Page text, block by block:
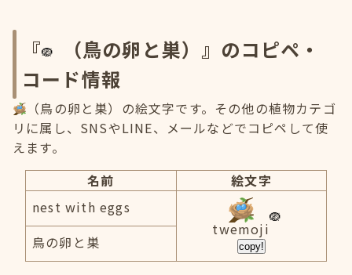
『
（鳥の卵と巣）』のコピペ・
コード情報
（鳥の卵と巣）の絵文字です。その他の植物カテゴ
リに属し、SNSやLINE、メールなどでコピペして使
えます。
名前
絵文字
nest with eggs
twemoji
copy!
鳥の卵と巣